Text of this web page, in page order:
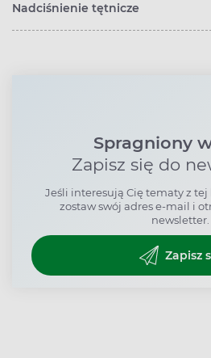
Nadciśnienie tętnicze
Spragniony
Zapisz się do
Jeśli interesują Cię tematy z
zostaw swój adres e-mail i
newsletter.
Zapisz